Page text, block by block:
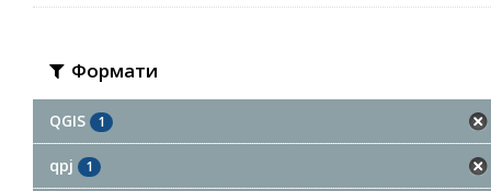
Формати
QGIS 1
qpj 1